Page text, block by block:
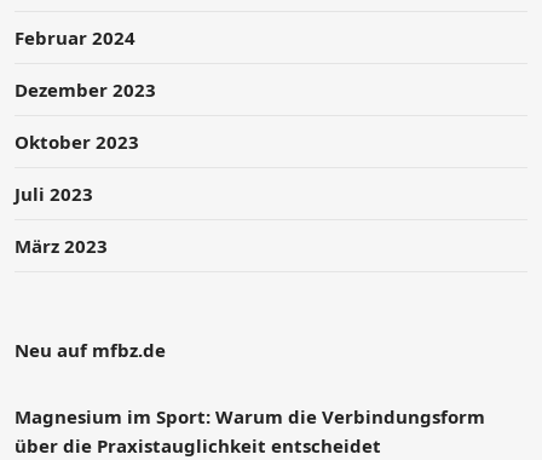
Februar 2024
Dezember 2023
Oktober 2023
Juli 2023
März 2023
Neu auf mfbz.de
Magnesium im Sport: Warum die Verbindungsform
über die Praxistauglichkeit entscheidet